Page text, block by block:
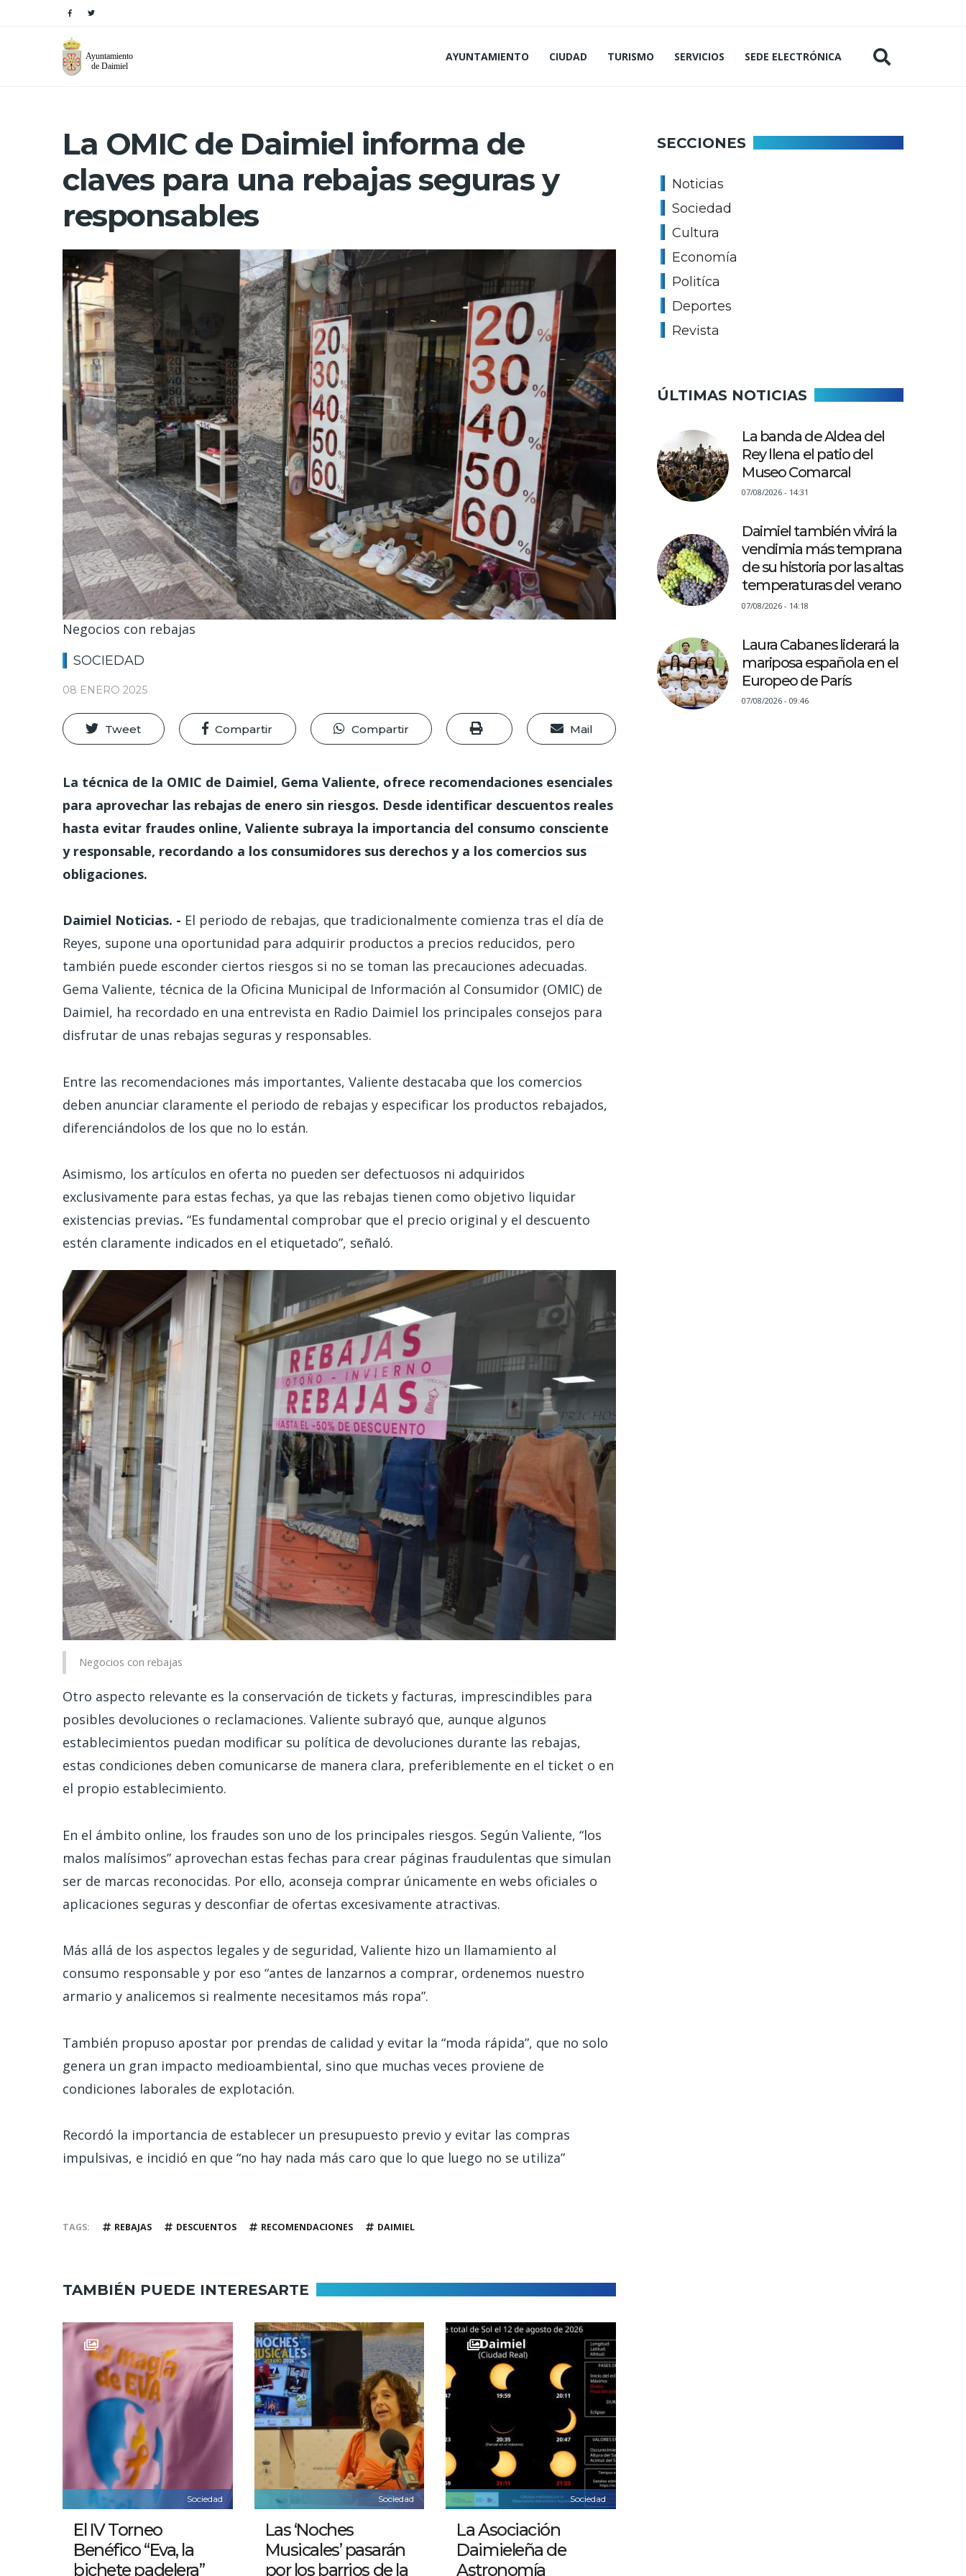
AYUNTAMIENTO CIUDAD TURISMO SERVICIOS SEDE ELECTRÓNICA
La OMIC de Daimiel informa de
claves para una rebajas seguras y
responsables
Negocios con rebajas
SOCIEDAD
08 ENERO 2025
Tweet Compartir Compartir Mail
La técnica de la OMIC de Daimiel, Gema Valiente, ofrece recomendaciones esenciales
para aprovechar las rebajas de enero sin riesgos. Desde identificar descuentos reales
hasta evitar fraudes online, Valiente subraya la importancia del consumo consciente
y responsable, recordando a los consumidores sus derechos y a los comercios sus
obligaciones.
Daimiel Noticias. - El periodo de rebajas, que tradicionalmente comienza tras el día de
Reyes, supone una oportunidad para adquirir productos a precios reducidos, pero
también puede esconder ciertos riesgos si no se toman las precauciones adecuadas.
Gema Valiente, técnica de la Oficina Municipal de Información al Consumidor (OMIC) de
Daimiel, ha recordado en una entrevista en Radio Daimiel los principales consejos para
disfrutar de unas rebajas seguras y responsables.
Entre las recomendaciones más importantes, Valiente destacaba que los comercios
deben anunciar claramente el periodo de rebajas y especificar los productos rebajados,
diferenciándolos de los que no lo están.
Asimismo, los artículos en oferta no pueden ser defectuosos ni adquiridos
exclusivamente para estas fechas, ya que las rebajas tienen como objetivo liquidar
existencias previas. “Es fundamental comprobar que el precio original y el descuento
estén claramente indicados en el etiquetado”, señaló.
Negocios con rebajas
Otro aspecto relevante es la conservación de tickets y facturas, imprescindibles para
posibles devoluciones o reclamaciones. Valiente subrayó que, aunque algunos
establecimientos puedan modificar su política de devoluciones durante las rebajas,
estas condiciones deben comunicarse de manera clara, preferiblemente en el ticket o en
el propio establecimiento.
En el ámbito online, los fraudes son uno de los principales riesgos. Según Valiente, “los
malos malísimos” aprovechan estas fechas para crear páginas fraudulentas que simulan
ser de marcas reconocidas. Por ello, aconseja comprar únicamente en webs oficiales o
aplicaciones seguras y desconfiar de ofertas excesivamente atractivas.
Más allá de los aspectos legales y de seguridad, Valiente hizo un llamamiento al
consumo responsable y por eso “antes de lanzarnos a comprar, ordenemos nuestro
armario y analicemos si realmente necesitamos más ropa”.
También propuso apostar por prendas de calidad y evitar la “moda rápida”, que no solo
genera un gran impacto medioambiental, sino que muchas veces proviene de
condiciones laborales de explotación.
Recordó la importancia de establecer un presupuesto previo y evitar las compras
impulsivas, e incidió en que “no hay nada más caro que lo que luego no se utiliza”
TAGS REBAJAS DESCUENTOS RECOMENDACIONES DAIMIEL
TAMBIÉN PUEDE INTERESARTE
Sociedad
El IV Torneo
Benéfico “Eva, la
bichete padelera”
Sociedad
Las ‘Noches
Musicales’ pasarán
por los barrios de la
Sociedad
La Asociación
Daimieleña de
Astronomía
SECCIONES
Noticias
Sociedad
Cultura
Economía
Politíca
Deportes
Revista
ÚLTIMAS NOTICIAS
La banda de Aldea del
Rey llena el patio del
Museo Comarcal
07/08/2026 - 14:31
Daimiel también vivirá la
vendimia más temprana
de su historia por las altas
temperaturas del verano
07/08/2026 - 14:18
Laura Cabanes liderará la
mariposa española en el
Europeo de París
07/08/2026 - 09:46